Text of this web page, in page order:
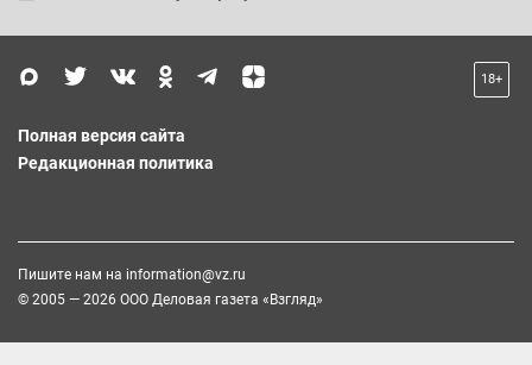
18+
Полная версия сайта
Редакционная политика
Пишите нам на information@vz.ru
© 2005 — 2026 ООО Деловая газета «Взгляд»